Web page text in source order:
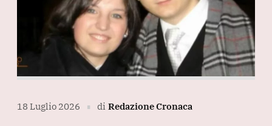
18 Luglio 2026 ∎ di Redazione Cronaca